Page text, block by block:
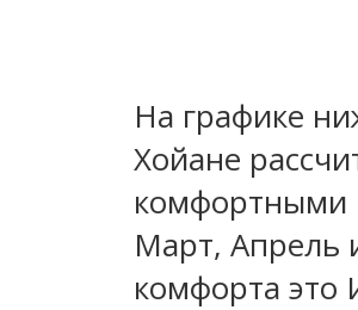
На графике
Хойане
комфортными
Март,
комфорта